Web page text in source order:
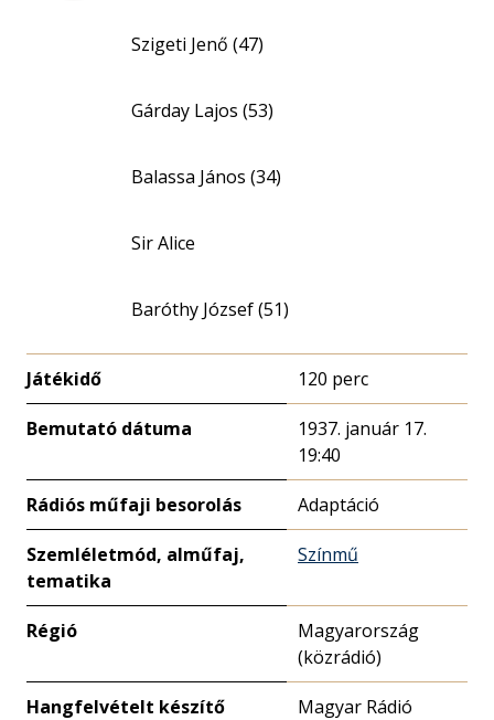
Szigeti Jenő (47)
Gárday Lajos (53)
Balassa János (34)
Sir Alice
Baróthy József (51)
Játékidő 120 perc
Bemutató dátuma
1937. január 17.
19:40
Rádiós műfaji besorolás Adaptáció
Szemléletmód, alműfaj,
tematika
Színmű
Régió
Magyarország
(közrádió)
Hangfelvételt készítő
Magyar Rádió